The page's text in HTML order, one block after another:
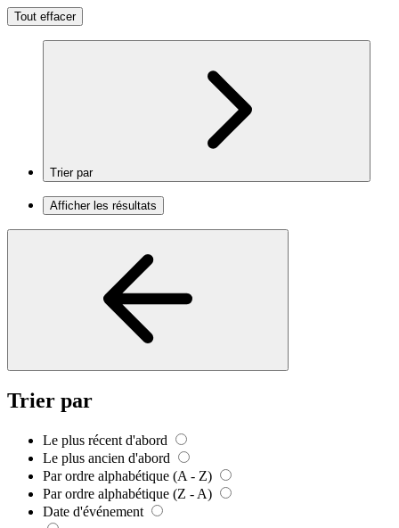
Tout effacer
Trier par
Afficher les résultats
Trier par
Le plus récent d'abord
Le plus ancien d'abord
Par ordre alphabétique (A - Z)
Par ordre alphabétique (Z - A)
Date d'événement